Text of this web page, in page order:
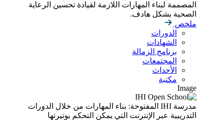
المصممة لبناء المهارات اللازمة لقيادة تحسين الرعاية
الصحية بشكل هادف.
ملخص
الدورات
الشهادات
برنامج الزمالة
المجتمعات
الأحداث
مكتبة
Image
مدرسة IHI المفتوحة: بناء المهارات من خلال الدورات
التدريبية عبر الإنترنت التي يمكن التحكم بوتيرتها